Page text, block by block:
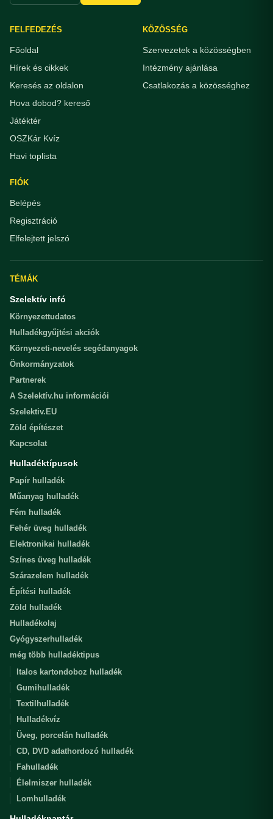
FELFEDEZÉS
Főoldal
Hírek és cikkek
Keresés az oldalon
Hova dobod? kereső
Játéktér
OSZKár Kvíz
Havi toplista
KÖZÖSSÉG
Szervezetek a közösségben
Intézmény ajánlása
Csatlakozás a közösséghez
FIÓK
Belépés
Regisztráció
Elfelejtett jelszó
TÉMÁK
Szelektív infó
Környezettudatos
Hulladékgyűjtési akciók
Környezeti-nevelés segédanyagok
Önkormányzatok
Partnerek
A Szelektív.hu információi
Szelektiv.EU
Zöld építészet
Kapcsolat
Hulladéktípusok
Papír hulladék
Műanyag hulladék
Fém hulladék
Fehér üveg hulladék
Elektronikai hulladék
Színes üveg hulladék
Szárazelem hulladék
Építési hulladék
Zöld hulladék
Hulladékolaj
Gyógyszerhulladék
még több hulladéktipus
Italos kartondoboz hulladék
Gumihulladék
Textilhulladék
Hulladékvíz
Üveg, porcelán hulladék
CD, DVD adathordozó hulladék
Fahulladék
Élelmiszer hulladék
Lomhulladék